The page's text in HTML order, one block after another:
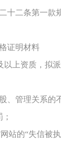
十二条第一
证明材料
以上资质 ， 拟
、管理关系
站的“失信被